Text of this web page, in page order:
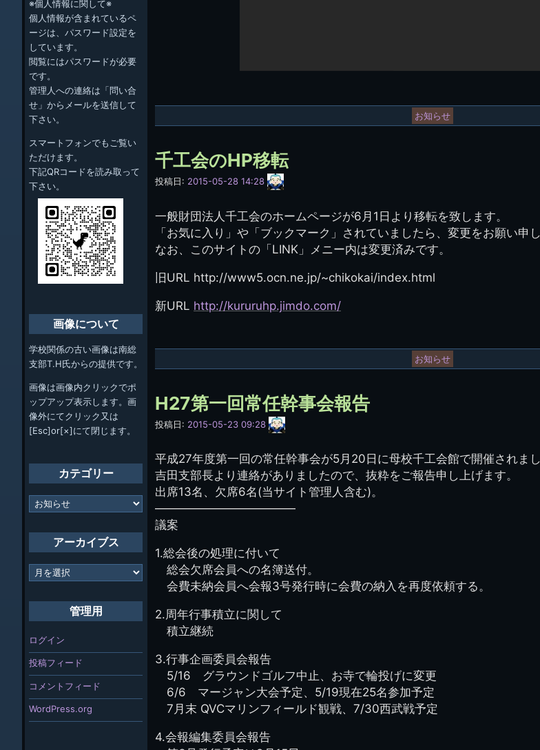
お知らせ
千工会のHP移転
投稿日: 2015-05-28 14:28
サ
イ
人
(44E)
一般財団法人千工会のホームページが6月1日より移転を致します。
「お気に入り」や「ブックマーク」されていましたら、変更をお願い申し
なお、このサイトの「LINK」メニー内は変更済みです。
旧URL http://www5.ocn.ne.jp/~chikokai/index.html
新URL http://kururuhp.jimdo.com/
お知らせ
H27第一回常任幹事会報告
投稿日: 2015-05-23 09:28
サ
イ
管
理
人
(44E)
平成27年度第一回の常任幹事会が5月20日に母校千工会館で開催されまし
吉田支部長より連絡がありましたので、抜粋をご報告申し上げます。
出席13名、欠席6名(当サイト管理人含む)。
————————————
議案
1.総会後の処理に付いて
総会欠席会員への名簿送付。
会費未納会員へ会報3号発行時に会費の納入を再度依頼する。
2.周年行事積立に関して
積立継続
3.行事企画委員会報告
5/16 グラウンドゴルフ中止、お寺で輪投げに変更
6/6 マージャン大会予定、5/19現在25名参加予定
7月末 QVCマリンフィールド観戦、7/30西武戦予定
4.会報編集委員会報告
※個人情報に関して※
個人情報が含まれているペ
ージは、パスワード設定を
しています。
閲覧にはパスワードが必要
です。
管理人への連絡は「問い合
せ」からメールを送信して
下さい。
スマートフォンでもご覧い
ただけます。
下記QRコードを読み取って
下さい。
画像について
学校関係の古い画像は南総
支部T.H氏からの提供です。
画像は画像内クリックでポ
ップアップ表示します。画
像外にてクリック又は
[Esc]or[×]にて閉じます。
カテゴリー
カ
テ
ー
アーカイブス
ア
ー
管理用
ログイン
投稿フィード
コメントフィード
WordPress.org